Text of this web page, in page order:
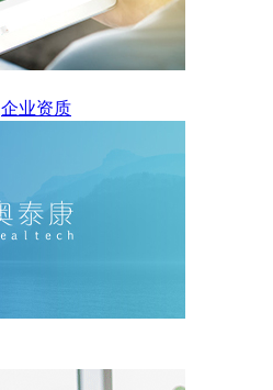
企业资质